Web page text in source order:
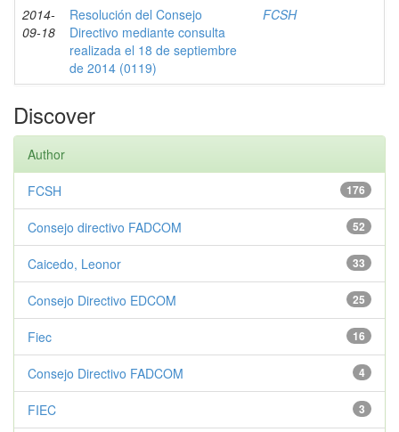
2014-
09-18
Resolución del Consejo
Directivo mediante consulta
realizada el 18 de septiembre
de 2014 (0119)
FCSH
Discover
Author
176
FCSH
52
Consejo directivo FADCOM
33
Caicedo, Leonor
25
Consejo Directivo EDCOM
16
Fiec
4
Consejo Directivo FADCOM
3
FIEC